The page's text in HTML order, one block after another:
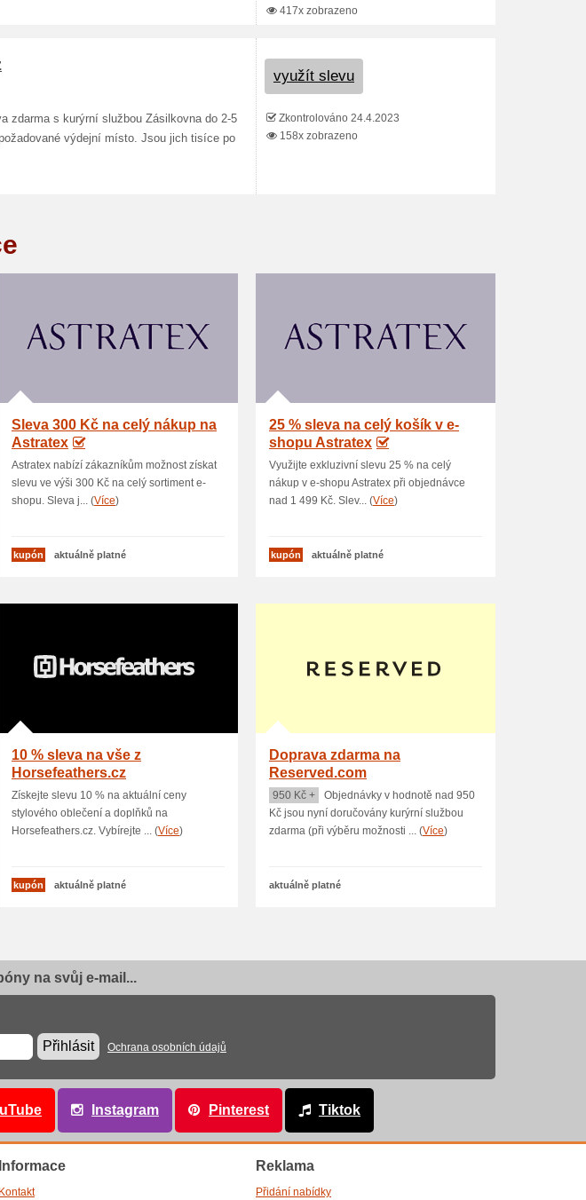
417x zobrazeno
zdarma s kurýrní službou Zásilkovna do 2-5
výdejní místo. Jsou jich tisíce po
využít slevu
Zkontrolováno 24.4.2023
158x zobrazeno
Sleva 300 Kč na celý nákup na
Astratex
Astratex nabízí zákazníkům možnost získat
slevu ve výši 300 Kč na celý sortiment e-
shopu. Sleva j... (Více)
kupón aktuálně platné
25 % sleva na celý košík v e-
shopu Astratex
Využijte exkluzivní slevu 25 % na celý
nákup v e-shopu Astratex při objednávce
nad 1 499 Kč. Slev... (Více)
kupón aktuálně platné
10 % sleva na vše z
Horsefeathers.cz
Získejte slevu 10 % na aktuální ceny
stylového oblečení a doplňků na
Horsefeathers.cz. Vybírejte ... (Více)
kupón aktuálně platné
Doprava zdarma na
Reserved.com
950 Kč +
Objednávky v hodnotě nad 950
Kč jsou nyní doručovány kurýrní službou
zdarma (při výběru možnosti ... (Více)
aktuálně platné
na svůj e-mail...
Přihlásit
Ochrana osobních údajů
Instagram Pinterest Tiktok
Informace
Kontakt
Reklama
Přidání nabídky